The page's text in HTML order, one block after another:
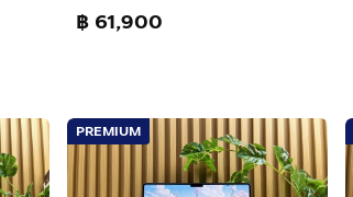
฿ 61,900
PREMIUM